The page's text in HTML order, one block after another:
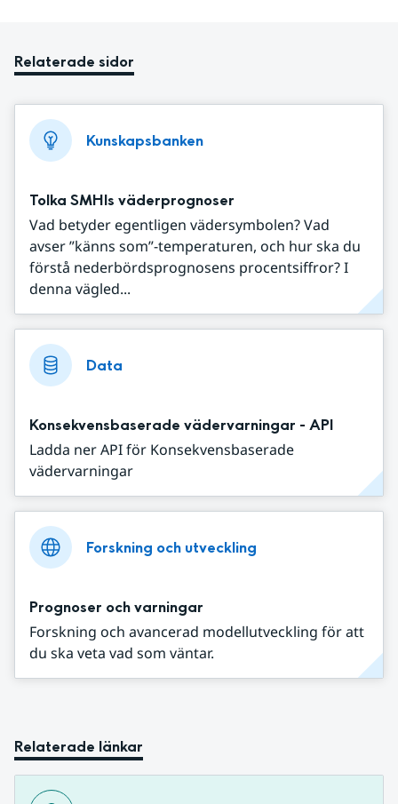
Relaterade sidor
Kunskapsbanken
Tolka SMHIs väderprognoser
Vad betyder egentligen vädersymbolen? Vad
avser ”känns som”-temperaturen, och hur ska du
förstå nederbördsprognosens procentsiffror? I
denna vägled...
Data
Konsekvensbaserade vädervarningar - API
Ladda ner API för Konsekvensbaserade
vädervarningar
Forskning och utveckling
Prognoser och varningar
Forskning och avancerad modellutveckling för att
du ska veta vad som väntar.
Relaterade länkar